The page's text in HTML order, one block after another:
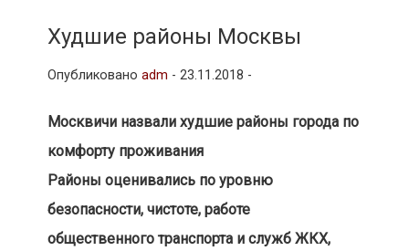
и
другие связанные со стройкой
рубрики
Худшие районы Москвы
Опубликовано adm - 23.11.2018 -
Москвичи назвали худшие районы города по
комфорту проживания
Районы оценивались по уровню
безопасности, чистоте, работе
общественного транспорта и служб ЖКХ,